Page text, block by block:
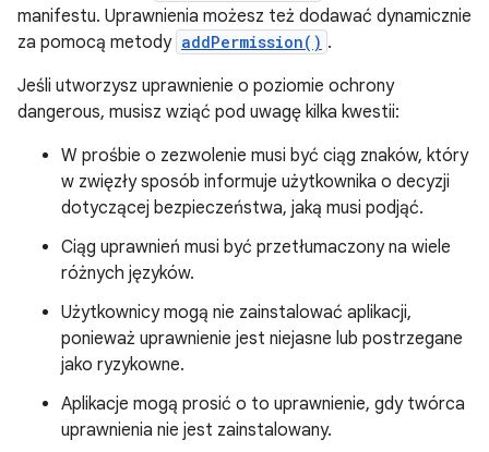
manifestu. Uprawnienia możesz też dodawać dynamicznie
za pomocą metody addPermission() .
Jeśli utworzysz uprawnienie o poziomie ochrony
dangerous, musisz wziąć pod uwagę kilka kwestii:
W prośbie o zezwolenie musi być ciąg znaków, który
w zwięzły sposób informuje użytkownika o decyzji
dotyczącej bezpieczeństwa, jaką musi podjąć.
Ciąg uprawnień musi być przetłumaczony na wiele
różnych języków.
Użytkownicy mogą nie zainstalować aplikacji,
ponieważ uprawnienie jest niejasne lub postrzegane
jako ryzykowne.
Aplikacje mogą prosić o to uprawnienie, gdy twórca
uprawnienia nie jest zainstalowany.